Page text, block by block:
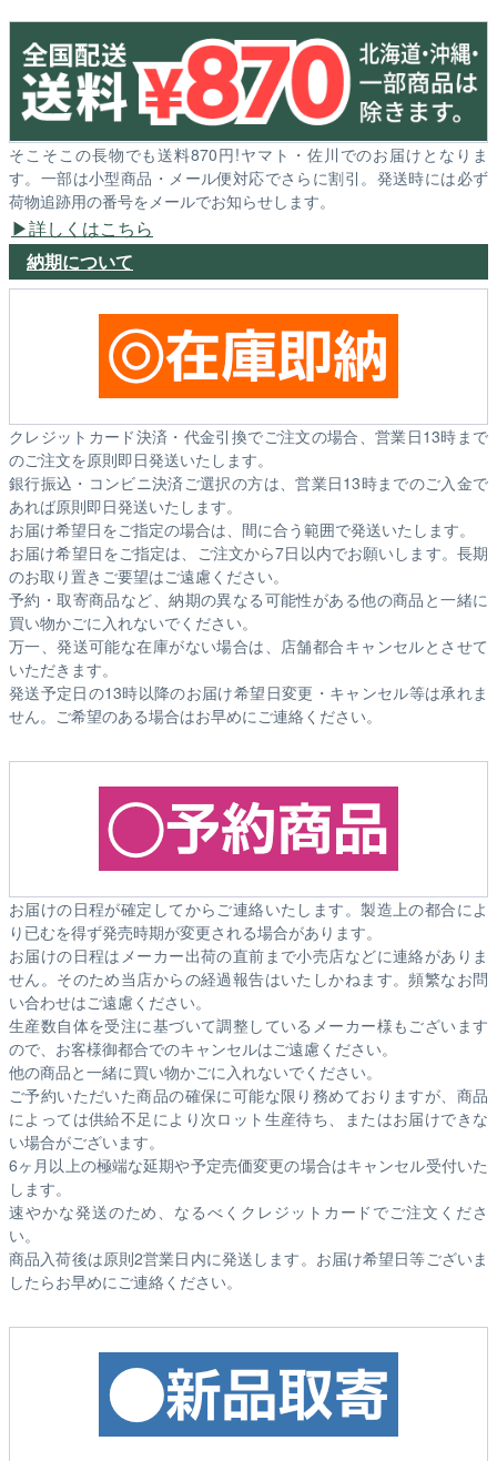
そこそこの長物でも送料870円!ヤマト・佐川でのお届けとなりま
す。一部は小型商品・メール便対応でさらに割引。発送時には必ず
荷物追跡用の番号をメールでお知らせします。
詳しくはこちら
納期について
クレジットカード決済・代金引換でご注文の場合、営業日13時まで
のご注文を原則即日発送いたします。
銀行振込・コンビニ決済ご選択の方は、営業日13時までのご入金で
あれば原則即日発送いたします。
お届け希望日をご指定の場合は、間に合う範囲で発送いたします。
お届け希望日をご指定は、ご注文から7日以内でお願いします。長期
のお取り置きご要望はご遠慮ください。
予約・取寄商品など、納期の異なる可能性がある他の商品と一緒に
買い物かごに入れないでください。
万一、発送可能な在庫がない場合は、店舗都合キャンセルとさせて
いただきます。
発送予定日の13時以降のお届け希望日変更・キャンセル等は承れま
せん。ご希望のある場合はお早めにご連絡ください。
お届けの日程が確定してからご連絡いたします。製造上の都合によ
り已むを得ず発売時期が変更される場合があります。
お届けの日程はメーカー出荷の直前まで小売店などに連絡がありま
せん。そのため当店からの経過報告はいたしかねます。頻繁なお問
い合わせはご遠慮ください。
生産数自体を受注に基づいて調整しているメーカー様もございます
ので、お客様御都合でのキャンセルはご遠慮ください。
他の商品と一緒に買い物かごに入れないでください。
ご予約いただいた商品の確保に可能な限り務めておりますが、商品
によっては供給不足により次ロット生産待ち、またはお届けできな
い場合がございます。
6ヶ月以上の極端な延期や予定売価変更の場合はキャンセル受付いた
します。
速やかな発送のため、なるべくクレジットカードでご注文くださ
い。
商品入荷後は原則2営業日内に発送します。お届け希望日等ございま
したらお早めにご連絡ください。